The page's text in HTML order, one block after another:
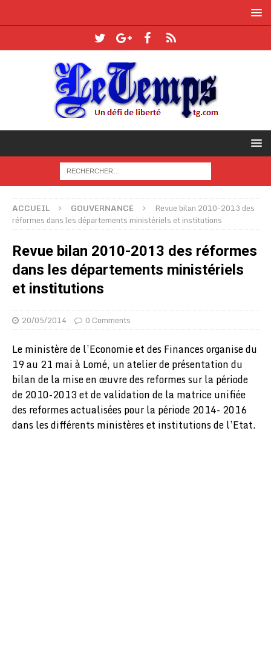
ACCUEIL GOUVERNANCE
Revue bilan 2010-2013 des
réformes dans les départements ministériels et institutions
Revue bilan 2010-2013 des réformes
dans les départements ministériels
et institutions
20/05/2014 0 Comments
Le ministère de l’Economie et des Finances organise du
19 au 21 mai à Lomé, un atelier de présentation du
bilan de la mise en œuvre des reformes sur la période
de 2010-2013 et de validation de la matrice unifiée
des reformes actualisées pour la période 2014- 2016
dans les différents ministères et institutions de l’Etat.